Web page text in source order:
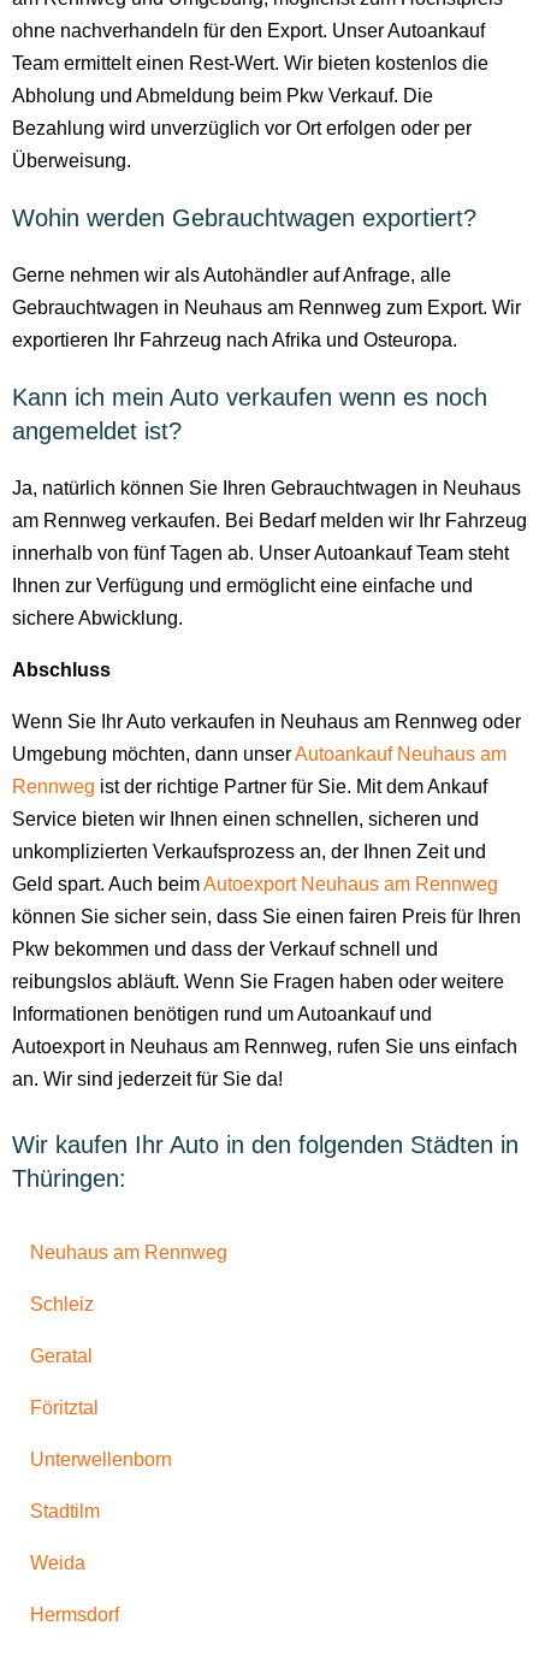
ohne nachverhandeln für den Export. Unser Autoankauf
Team ermittelt einen Rest-Wert. Wir bieten kostenlos die
Abholung und Abmeldung beim Pkw Verkauf. Die
Bezahlung wird unverzüglich vor Ort erfolgen oder per
Überweisung.
Wohin werden Gebrauchtwagen exportiert?
Gerne nehmen wir als Autohändler auf Anfrage, alle
Gebrauchtwagen in Neuhaus am Rennweg zum Export. Wir
exportieren Ihr Fahrzeug nach Afrika und Osteuropa.
Kann ich mein Auto verkaufen wenn es noch
angemeldet ist?
Ja, natürlich können Sie Ihren Gebrauchtwagen in Neuhaus
am Rennweg verkaufen. Bei Bedarf melden wir Ihr Fahrzeug
innerhalb von fünf Tagen ab. Unser Autoankauf Team steht
Ihnen zur Verfügung und ermöglicht eine einfache und
sichere Abwicklung.
Abschluss
Wenn Sie Ihr Auto verkaufen in Neuhaus am Rennweg oder
Umgebung möchten, dann unserAutoankauf Neuhaus am
Rennweg ist der richtige Partner für Sie. Mit dem Ankauf
Service bieten wir Ihnen einen schnellen, sicheren und
unkomplizierten Verkaufsprozess an, der Ihnen Zeit und
Geld spart. Auch beimAutoexport Neuhaus am Rennweg
können Sie sicher sein, dass Sie einen fairen Preis für Ihren
Pkw bekommen und dass der Verkauf schnell und
reibungslos abläuft. Wenn Sie Fragen haben oder weitere
Informationen benötigen rund um Autoankauf und
Autoexport in Neuhaus am Rennweg, rufen Sie uns einfach
an. Wir sind jederzeit für Sie da!
Wir kaufen Ihr Auto in den folgenden Städten in
Thüringen:
Neuhaus am Rennweg
Schleiz
Geratal
Föritztal
Unterwellenborn
Stadtilm
Weida
Hermsdorf